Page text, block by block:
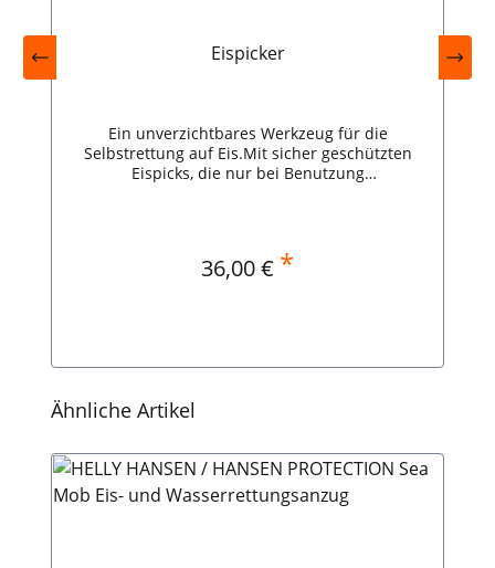
Eispicker
Ein unverzichtbares Werkzeug für die
Selbstrettung auf Eis.Mit sicher geschützten
Eispicks, die nur bei Benutzung
Regulärer Preis:
36,00 € *
In den Warenkorb
Produktgalerie überspringen
Ähnliche Artikel